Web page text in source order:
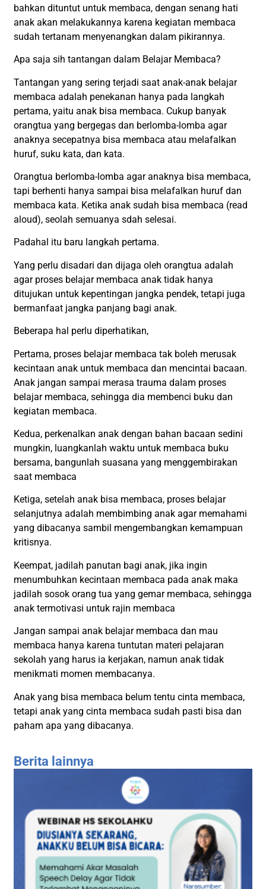
bahkan dituntut untuk membaca, dengan senang hati
anak akan melakukannya karena kegiatan membaca
sudah tertanam menyenangkan dalam pikirannya.
Apa saja sih tantangan dalam Belajar Membaca?
Tantangan yang sering terjadi saat anak-anak belajar
membaca adalah penekanan hanya pada langkah
pertama, yaitu anak bisa membaca. Cukup banyak
orangtua yang bergegas dan berlomba-lomba agar
anaknya secepatnya bisa membaca atau melafalkan
huruf, suku kata, dan kata.
Orangtua berlomba-lomba agar anaknya bisa membaca,
tapi berhenti hanya sampai bisa melafalkan huruf dan
membaca kata. Ketika anak sudah bisa membaca (read
aloud), seolah semuanya sdah selesai.
Padahal itu baru langkah pertama.
Yang perlu disadari dan dijaga oleh orangtua adalah
agar proses belajar membaca anak tidak hanya
ditujukan untuk kepentingan jangka pendek, tetapi juga
bermanfaat jangka panjang bagi anak.
Beberapa hal perlu diperhatikan,
Pertama, proses belajar membaca tak boleh merusak
kecintaan anak untuk membaca dan mencintai bacaan.
Anak jangan sampai merasa trauma dalam proses
belajar membaca, sehingga dia membenci buku dan
kegiatan membaca.
Kedua, perkenalkan anak dengan bahan bacaan sedini
mungkin, luangkanlah waktu untuk membaca buku
bersama, bangunlah suasana yang menggembirakan
saat membaca
Ketiga, setelah anak bisa membaca, proses belajar
selanjutnya adalah membimbing anak agar memahami
yang dibacanya sambil mengembangkan kemampuan
kritisnya.
Keempat, jadilah panutan bagi anak, jika ingin
menumbuhkan kecintaan membaca pada anak maka
jadilah sosok orang tua yang gemar membaca, sehingga
anak termotivasi untuk rajin membaca
Jangan sampai anak belajar membaca dan mau
membaca hanya karena tuntutan materi pelajaran
sekolah yang harus ia kerjakan, namun anak tidak
menikmati momen membacanya.
Anak yang bisa membaca belum tentu cinta membaca,
tetapi anak yang cinta membaca sudah pasti bisa dan
paham apa yang dibacanya.
Berita lainnya